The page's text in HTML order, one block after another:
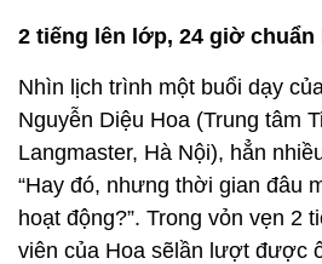
2 tiếng lên lớp, 24 giờ chuẩn
Nhìn lịch trình một buổi dạy
Nguyễn Diệu Hoa (Trung tâm
Langmaster, Hà Nội), hẳn
“Hay đó, nhưng thời gian đâu
hoạt động?”. Trong vỏn vẹn 2
viên của Hoa sẽlần lượt được